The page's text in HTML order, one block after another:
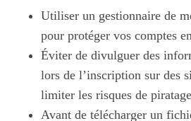
Utiliser un gestionnaire de
pour protéger vos comptes
Éviter de divulguer des
lors de l’inscription sur des
limiter les risques de
Avant de télécharger un